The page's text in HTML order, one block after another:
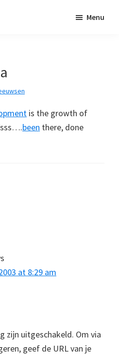
Menu
is the growth of
been there, done
at 8:29 am
zijn uitgeschakeld. Om via
geef de URL van je